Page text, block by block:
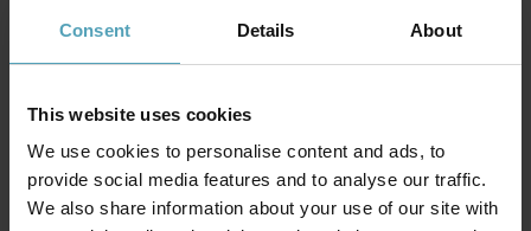
Consent Details About
This website uses cookies
We use cookies to personalise content and ads, to
provide social media features and to analyse our traffic.
We also share information about your use of our site with
LUCIDE
Bjorn 4 spotlight
1 007 kr 1 055 kr
Rek. 1 319 kr